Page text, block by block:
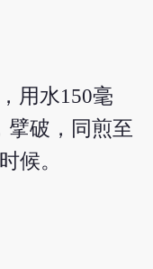
用水150毫
擘破，同煎至
候。